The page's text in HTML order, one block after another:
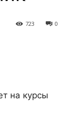
0
723
на курсы